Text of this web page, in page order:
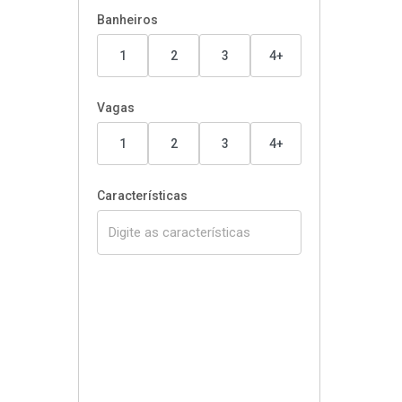
Banheiros
1 2 3 4+
Vagas
1 2 3 4+
Características